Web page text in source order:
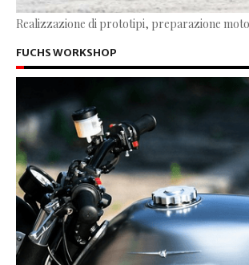
Realizzazione di prototipi, preparazione
FUCHS WORKSHOP